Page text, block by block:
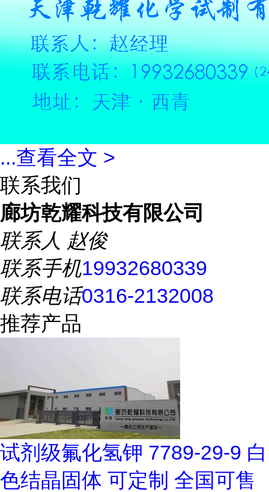
...查看全文 >
联系我们
廊坊乾耀科技有限公司
联系人 赵俊
联系手机19932680339
联系电话0316-2132008
推荐产品
试剂级氟化氢钾 7789-29-9 白
色结晶固体 可定制 全国可售